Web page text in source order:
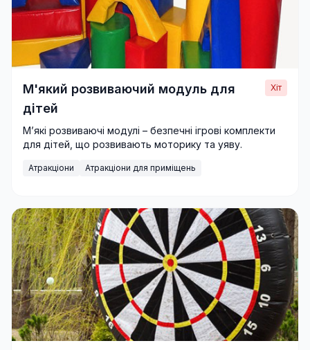
М'який розвиваючий модуль для
дітей
Хіт
М’які розвиваючі модулі – безпечні ігрові комплекти
для дітей, що розвивають моторику та уяву.
Атракціони Атракціони для приміщень